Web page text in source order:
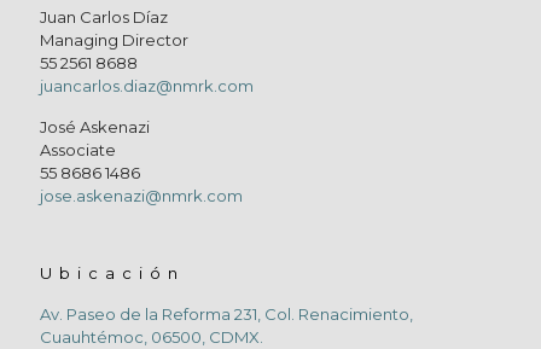
Juan Carlos Díaz
Managing Director
55 2561 8688
juancarlos.diaz@nmrk.com
José Askenazi
Associate
55 8686 1486
jose.askenazi@nmrk.com
Ubicación
Av. Paseo de la Reforma 231, Col. Renacimiento,
Cuauhtémoc, 06500, CDMX.